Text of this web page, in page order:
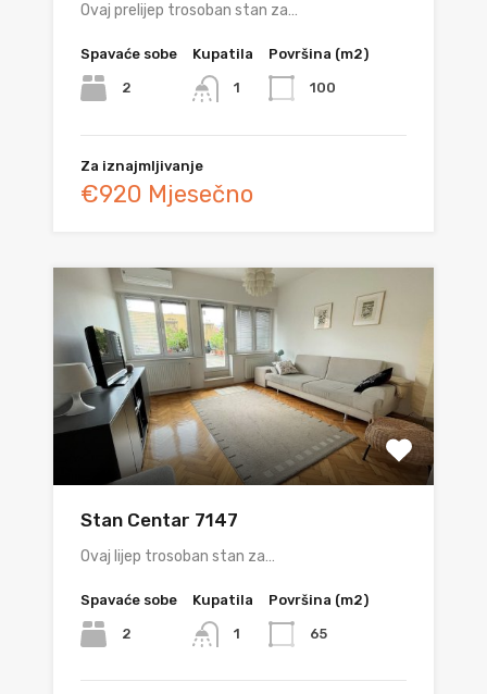
Ovaj prelijep trosoban stan za…
Spavaće sobe
2
Kupatila
1
Površina (m2)
100
Za iznajmljivanje
€920 Mjesečno
Stan Centar 7147
Ovaj lijep trosoban stan za…
Spavaće sobe
2
Kupatila
1
Površina (m2)
65